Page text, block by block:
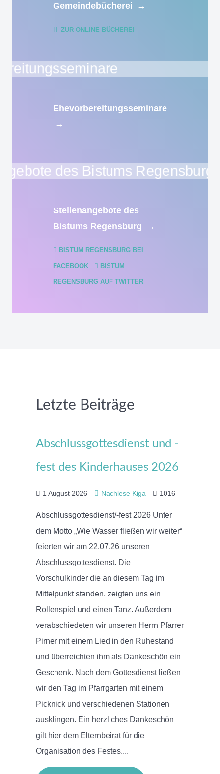
Gemeindebücherei →
ZUR ONLINE BÜCHEREI
Ehevorbereitungsseminare
→
Stellenangebote des
Bistums Regensburg
→
BISTUM REGENSBURG BEI
FACEBOOK BISTUM
REGENSBURG AUF TWITTER
Letzte Beiträge
Abschlussgottesdienst und -
fest des Kinderhauses 2026
1 August 2026 Nachlese Kiga 1016
Abschlussgottesdienst/-fest 2026 Unter
dem Motto „Wie Wasser fließen wir weiter“
feierten wir am 22.07.26 unseren
Abschlussgottesdienst. Die
Vorschulkinder die an diesem Tag im
Mittelpunkt standen, zeigten uns ein
Rollenspiel und einen Tanz. Außerdem
verabschiedeten wir unseren Herrn Pfarrer
Pirner mit einem Lied in den Ruhestand
und überreichten ihm als Dankeschön ein
Geschenk. Nach dem Gottesdienst ließen
wir den Tag im Pfarrgarten mit einem
Picknick und verschiedenen Stationen
ausklingen. Ein herzliches Dankeschön
gilt hier dem Elternbeirat für die
Organisation des Festes....